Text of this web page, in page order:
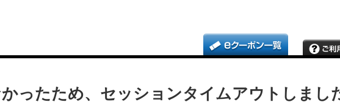
ったため、セッションタイムアウトしまし